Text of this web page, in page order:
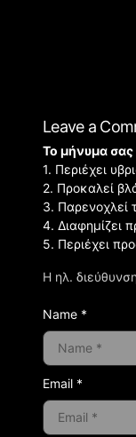
Leave a
Η ηλ.
Το μήνυμα σας
1. Περιέχει
2. Προκαλεί
3. Παρενοχλεί
4. Διαφημίζει
5. Περιέχει
Name *
Email *